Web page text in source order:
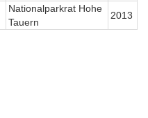
Nationalparkrat Hohe
Tauern
2013